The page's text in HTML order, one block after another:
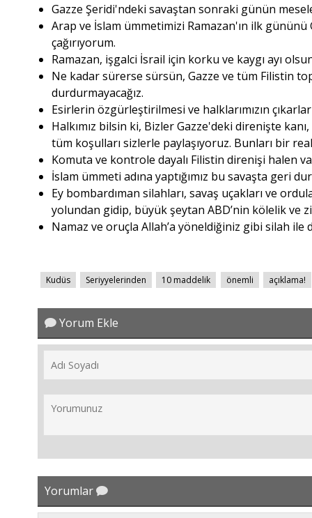
Gazze Şeridi'ndeki savaştan sonraki günün
Arap ve İslam ümmetimizi Ramazan'ın ilk
çağırıyorum.
Ramazan, işgalci İsrail için korku ve kaygı ayı
Ne kadar sürerse sürsün, Gazze ve tüm Filistin
durdurmayacağız.
Esirlerin özgürleştirilmesi ve halklarımızın
Halkımız bilsin ki, Bizler Gazze'deki direnişte kanı,
tüm koşulları sizlerle paylaşıyoruz. Bunları bir
Komuta ve kontrole dayalı Filistin direnişi halen
İslam ümmeti adına yaptığımız bu savaşta geri
Ey bombardıman silahları, savaş uçakları ve
yolundan gidip, büyük şeytan ABD’nin kölelik ve
Namaz ve oruçla Allah’a yöneldiğiniz gibi silah ile
Kudüs Seriyyelerinden 10 maddelik önemli açıklama!
Yorum Ekle
Yorumlar